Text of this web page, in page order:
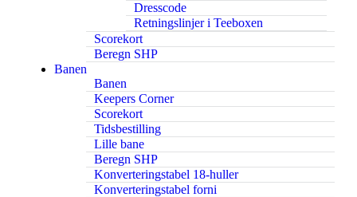
Dresscode
Retningslinjer i Teeboxen
Scorekort
Beregn SHP
Banen
Banen
Keepers Corner
Scorekort
Tidsbestilling
Lille bane
Beregn SHP
Konverteringstabel 18-huller
Konverteringstabel forni